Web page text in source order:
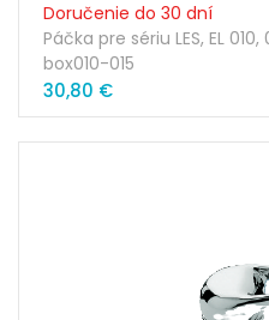
Doručenie do 30 dní
Páčka pre sériu LES, EL 010,
box010-015
30,80 €